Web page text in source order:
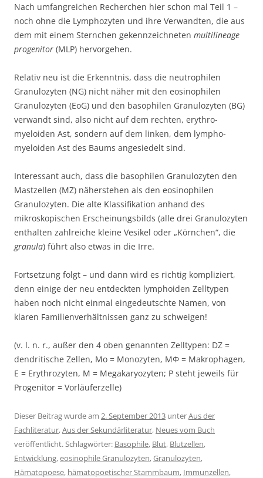
Nach umfangreichen Recherchen hier schon mal Teil 1 –
noch ohne die Lymphozyten und ihre Verwandten, die aus
dem mit einem Sternchen gekennzeichneten multilineage
progenitor (MLP) hervorgehen.
Relativ neu ist die Erkenntnis, dass die neutrophilen
Granulozyten (NG) nicht näher mit den eosinophilen
Granulozyten (EoG) und den basophilen Granulozyten (BG)
verwandt sind, also nicht auf dem rechten, erythro-
myeloiden Ast, sondern auf dem linken, dem lympho-
myeloiden Ast des Baums angesiedelt sind.
Interessant auch, dass die basophilen Granulozyten den
Mastzellen (MZ) näherstehen als den eosinophilen
Granulozyten. Die alte Klassifikation anhand des
mikroskopischen Erscheinungsbilds (alle drei Granulozyten
enthalten zahlreiche kleine Vesikel oder „Körnchen“, die
granula) führt also etwas in die Irre.
Fortsetzung folgt – und dann wird es richtig kompliziert,
denn einige der neu entdeckten lymphoiden Zelltypen
haben noch nicht einmal eingedeutschte Namen, von
klaren Familienverhältnissen ganz zu schweigen!
(v. l. n. r., außer den 4 oben genannten Zelltypen: DZ =
dendritische Zellen, Mo = Monozyten, MΦ = Makrophagen,
E = Erythrozyten, M = Megakaryozyten; P steht jeweils für
Progenitor = Vorläuferzelle)
Dieser Beitrag wurde am 2. September 2013 unterAus der
Fachliteratur,Aus der Sekundärliteratur, Neues vom Buch
veröffentlicht. Schlagwörter: Basophile, Blut, Blutzellen,
Entwicklung,eosinophile Granulozyten,Granulozyten,
Hämatopoese, hämatopoetischer Stammbaum, Immunzellen,